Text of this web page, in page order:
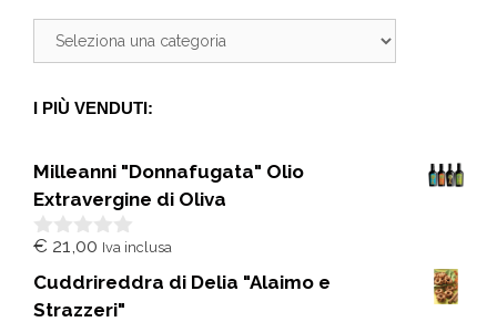
I PIÙ VENDUTI:
Milleanni "Donnafugata" Olio
Extravergine di Oliva
0
u
5
€ 21,00 Iva inclusa
Cuddrireddra di Delia "Alaimo e
Strazzeri"